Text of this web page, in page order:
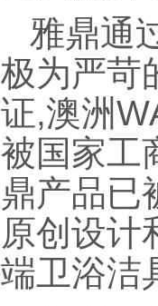
雅鼎通
极为严苛
证,澳洲
被国家工
鼎产品已
原创设计
端卫浴洁